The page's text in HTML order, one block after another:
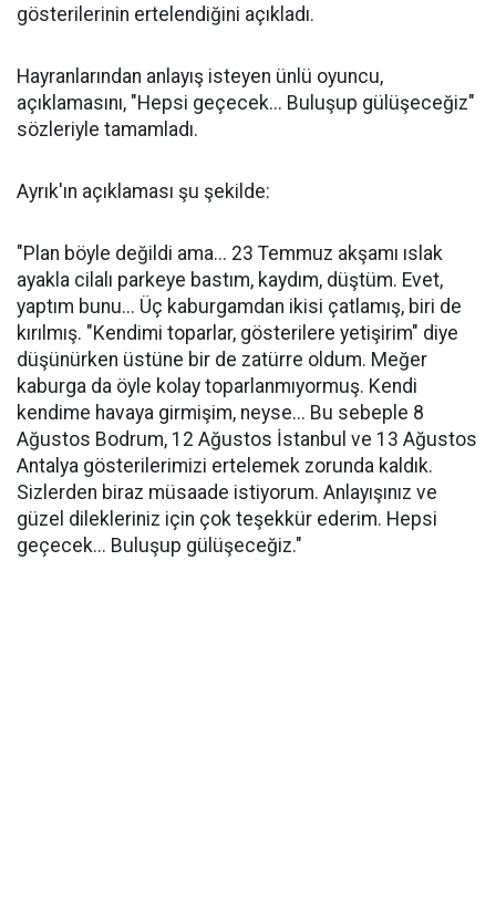
gösterilerinin ertelendiğini açıkladı.
Hayranlarından anlayış isteyen ünlü oyuncu,
açıklamasını, "Hepsi geçecek... Buluşup gülüşeceğiz"
sözleriyle tamamladı.
Ayrık'ın açıklaması şu şekilde:
"Plan böyle değildi ama... 23 Temmuz akşamı ıslak
ayakla cilalı parkeye bastım, kaydım, düştüm. Evet,
yaptım bunu... Üç kaburgamdan ikisi çatlamış, biri de
kırılmış. "Kendimi toparlar, gösterilere yetişirim" diye
düşünürken üstüne bir de zatürre oldum. Meğer
kaburga da öyle kolay toparlanmıyormuş. Kendi
kendime havaya girmişim, neyse... Bu sebeple 8
Ağustos Bodrum, 12 Ağustos İstanbul ve 13 Ağustos
Antalya gösterilerimizi ertelemek zorunda kaldık.
Sizlerden biraz müsaade istiyorum. Anlayışınız ve
güzel dilekleriniz için çok teşekkür ederim. Hepsi
geçecek... Buluşup gülüşeceğiz."